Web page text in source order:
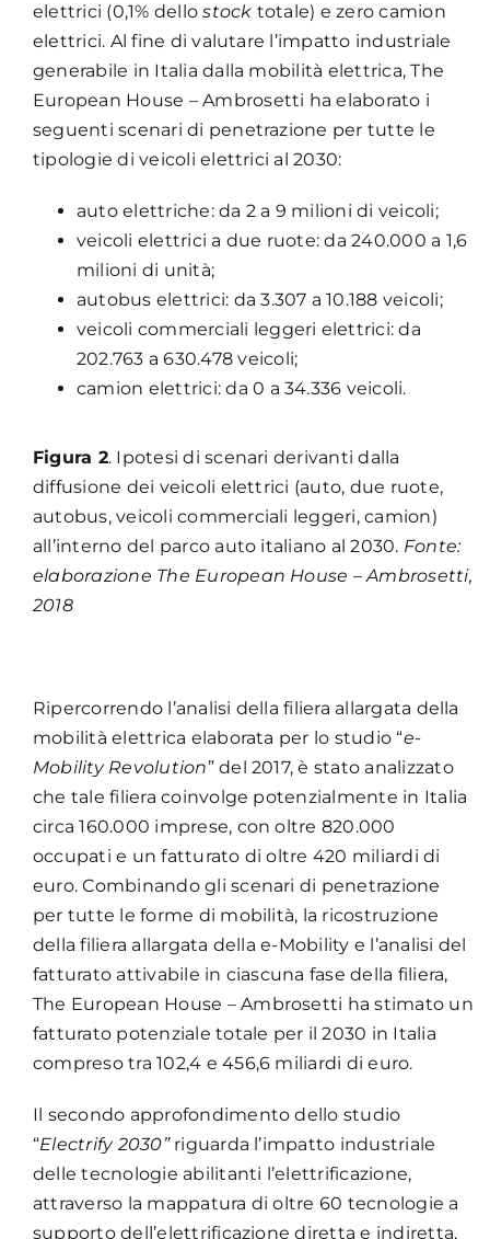
elettrici (0,1% dellostock totale) e zero camion
elettrici. Al fine di valutare l’impatto industriale
generabile in Italia dalla mobilità elettrica, The
European House – Ambrosetti ha elaborato i
seguenti scenari di penetrazione per tutte le
tipologie di veicoli elettrici al 2030:
auto elettriche: da 2 a 9 milioni di veicoli;
veicoli elettrici a due ruote: da 240.000 a 1,6
milioni di unità;
autobus elettrici: da 3.307 a 10.188 veicoli;
veicoli commerciali leggeri elettrici: da
202.763 a 630.478 veicoli;
camion elettrici: da 0 a 34.336 veicoli.
Figura 2. Ipotesi di scenari derivanti dalla
diffusione dei veicoli elettrici (auto, due ruote,
autobus, veicoli commerciali leggeri, camion)
all’interno del parco auto italiano al 2030. Fonte:
elaborazione The European House – Ambrosetti,
2018
Ripercorrendo l’analisi della filiera allargata della
mobilità elettrica elaborata per lo studio “e-
Mobility Revolution” del 2017, è stato analizzato
che tale filiera coinvolge potenzialmente in Italia
circa 160.000 imprese, con oltre 820.000
occupati e un fatturato di oltre 420 miliardi di
euro. Combinando gli scenari di penetrazione
per tutte le forme di mobilità, la ricostruzione
della filiera allargata della e-Mobility e l’analisi del
fatturato attivabile in ciascuna fase della filiera,
The European House – Ambrosetti ha stimato un
fatturato potenziale totale per il 2030 in Italia
compreso tra 102,4 e 456,6 miliardi di euro.
Il secondo approfondimento dello studio
“Electrify 2030” riguarda l’impatto industriale
delle tecnologie abilitanti l’elettrificazione,
attraverso la mappatura di oltre 60 tecnologie a
supporto dell’elettrificazione diretta e indiretta,